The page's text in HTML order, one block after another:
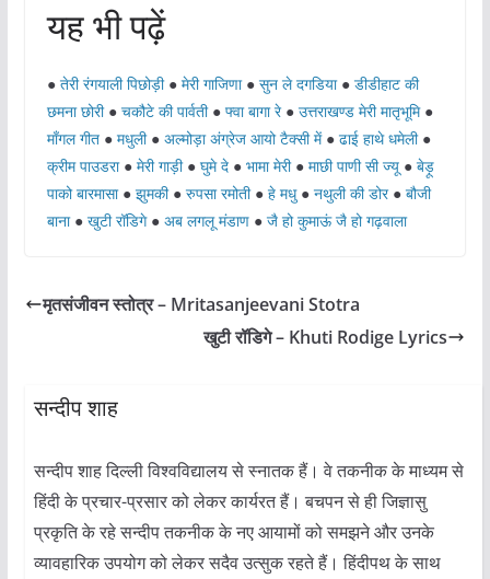
यह भी पढ़ें
● तेरी रंगयाली पिछोड़ी● मेरी गाजिणा● सुन ले दगडिया● डीडीहाट की
छमना छोरी● चकौटे की पार्वती● फ्वा बागा रे● उत्तराखण्ड मेरी मातृभूमि●
माँगल गीत● मधुली● अल्मोड़ा अंग्रेज आयो टैक्सी में● ढाई हाथे धमेली●
क्रीम पाउडरा● मेरी गाड़ी● घुमे दे● भामा मेरी● माछी पाणी सी ज्यू● बेड़ू
पाको बारमासा● झुमकी● रुपसा रमोती● हे मधु● नथुली की डोर● बौजी
बाना● खुटी रॉडिगे● अब लगलू मंडाण● जै हो कुमाऊं जै हो गढ़वाला
मृतसंजीवन स्तोत्र – Mritasanjeevani Stotra
खुटी रॉडिगे – Khuti Rodige Lyrics
सन्दीप शाह
सन्दीप शाह दिल्ली विश्वविद्यालय से स्नातक हैं। वे तकनीक के माध्यम से
हिंदी के प्रचार-प्रसार को लेकर कार्यरत हैं। बचपन से ही जिज्ञासु
प्रकृति के रहे सन्दीप तकनीक के नए आयामों को समझने और उनके
व्यावहारिक उपयोग को लेकर सदैव उत्सुक रहते हैं। हिंदीपथ के साथ